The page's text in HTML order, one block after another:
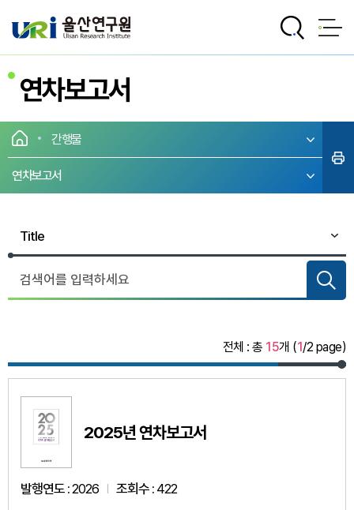
연차보고서
간행물
연차보고서
전체 : 총 15개 (1/2 page)
2025년 연차보고서
발행연도 :2026 조회수 : 422